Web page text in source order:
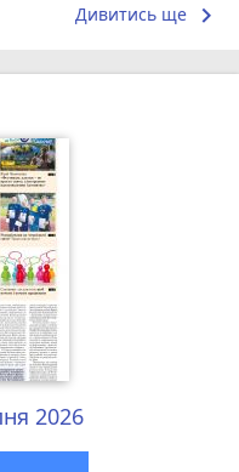
Дивитись ще keyboard_arrow_right
2026